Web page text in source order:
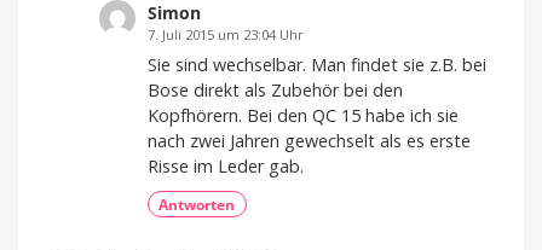
Simon
7. Juli 2015 um 23:04 Uhr
Sie sind wechselbar. Man findet sie z.B. bei
Bose direkt als Zubehör bei den
Kopfhörern. Bei den QC 15 habe ich sie
nach zwei Jahren gewechselt als es erste
Risse im Leder gab.
Antworten